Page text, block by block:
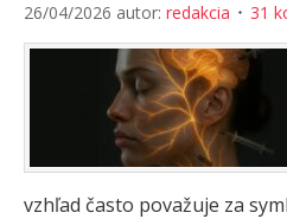
26/04/2026 autor: redakcia 31
vzhľad často považuje za